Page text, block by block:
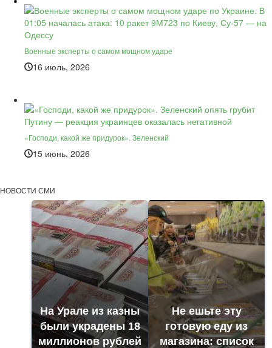
Военные эксперты о самом мощном ударе
16 июль, 2026
«Господи, какой же придурок». Зеленский
15 июнь, 2026
НОВОСТИ СМИ
На Урале из казны
были украдены 18
миллионов рублей
Не ешьте эту
готовую еду из
магазина: список